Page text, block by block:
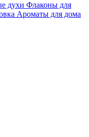
духи Флаконы для
Ароматы для дома